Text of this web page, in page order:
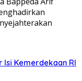
Isi Kemerdekaan RI